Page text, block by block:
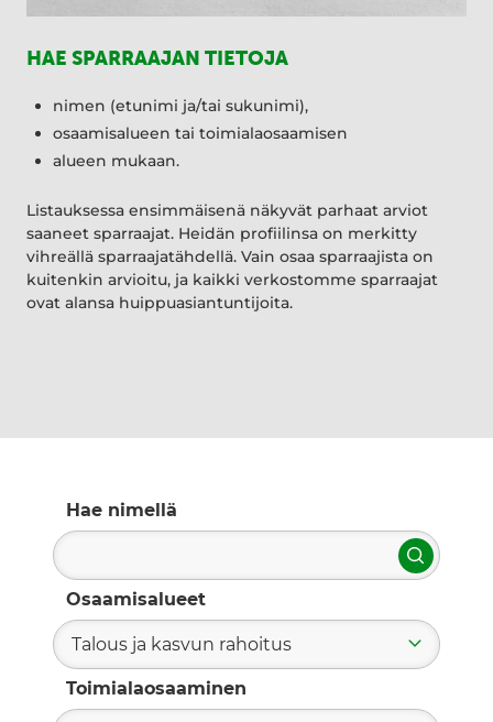
HAE SPARRAAJAN TIETOJA
nimen (etunimi ja/tai sukunimi),
osaamisalueen tai toimialaosaamisen
alueen mukaan.
Listauksessa ensimmäisenä näkyvät parhaat arviot
saaneet sparraajat. Heidän profiilinsa on merkitty
vihreällä sparraajatähdellä. Vain osaa sparraajista on
kuitenkin arvioitu, ja kaikki verkostomme sparraajat
ovat alansa huippuasiantuntijoita.
Hae nimellä
Hae
Osaamisalueet
Talous ja kasvun rahoitus
Toimialaosaaminen